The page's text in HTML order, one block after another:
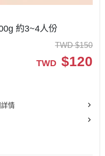
約3~4人份
TWD $150
TWD $120
情